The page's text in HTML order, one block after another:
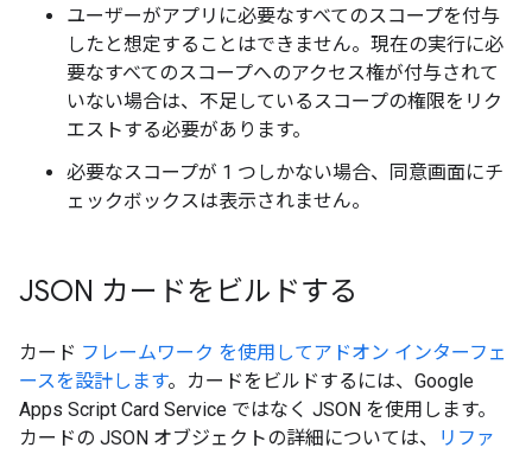
ユーザーがアプリに必要なすべてのスコープを付与
したと想定することはできません。現在の実行に必
要なすべてのスコープへのアクセス権が付与されて
いない場合は、不足しているスコープの権限をリク
エストする必要があります。
必要なスコープが 1 つしかない場合、同意画面にチ
ェックボックスは表示されません。
JSON カードをビルドする
カード フレームワーク を使用してアドオン インターフェ
ースを設計します。カードをビルドするには、Google
Apps Script Card Service ではなく JSON を使用します。
カードの JSON オブジェクトの詳細については、
リファ